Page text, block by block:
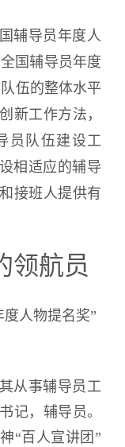
辅导员年度人
国辅导员年度
伍的整体水平
新工作方法，
员队伍建设工
相适应的辅导
接班人提供有
领航员
人物提名奖”
从事辅导员工
记，辅导员。
“百人宣讲团”